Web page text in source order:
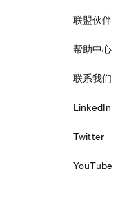
联盟伙伴
帮助中心
联系我们
LinkedIn
Twitter
YouTube